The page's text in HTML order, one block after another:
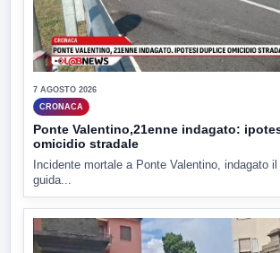
7 AGOSTO 2026
CRONACA
Ponte Valentino,21enne indagato:
omicidio stradale
Incidente mortale a Ponte Valentino, indagato
guida...